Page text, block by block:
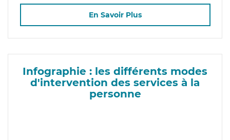
En Savoir Plus
Infographie : les différents modes
d'intervention des services à la
personne